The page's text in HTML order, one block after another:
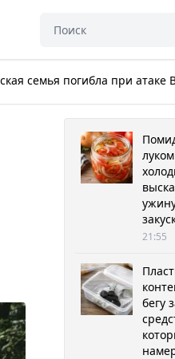
семья погибла при атаке
21:55
бегу